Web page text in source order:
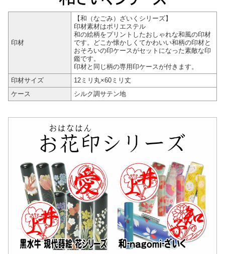
印材
【和（なごみ）ざいくシリーズ】
印材素材はポリエステル
和の絵柄をプリントしたおしゃれな和風の印材
です。どこか懐かしくてかわいい和柄の印材と
おそろいの印ケースがセットになった素敵な印
鑑です。
印材と同じ柄の専用印ケースが付きます。
印材サイズ
12ミリ丸×60ミリ丈
ケース
シルク調サテン地